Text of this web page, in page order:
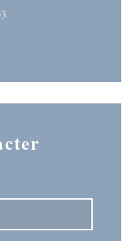
((ouvre une